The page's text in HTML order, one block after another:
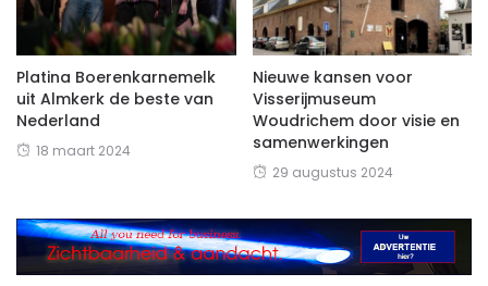
Platina Boerenkarnemelk
uit Almkerk de beste van
Nederland
18 maart 2024
Nieuwe kansen voor
Visserijmuseum
Woudrichem door visie en
samenwerkingen
29 augustus 2024